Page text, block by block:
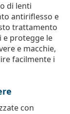
di lenti
antiriflesso e
trattamento
e protegge le
e macchie,
facilmente i
con